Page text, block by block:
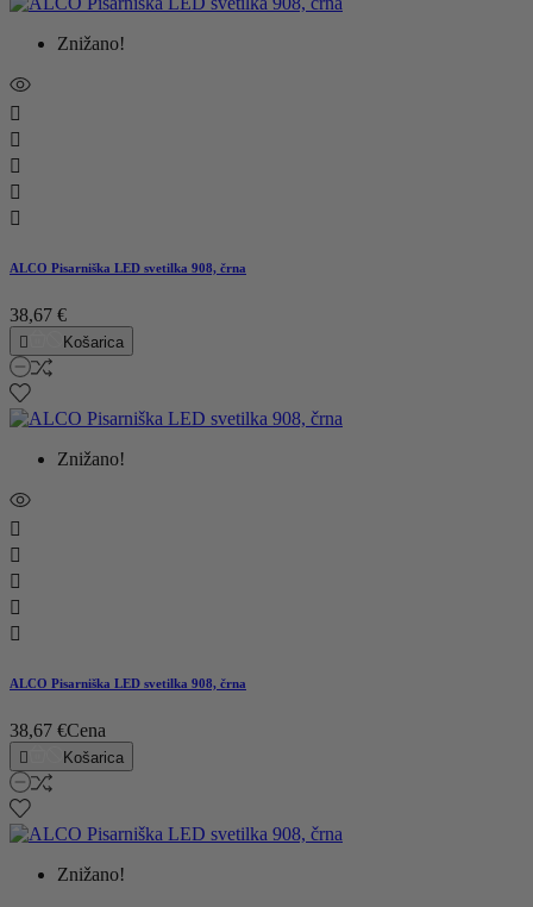
Znižano!





ALCO Pisarniška LED svetilka 908, črna
38,67 €
 Košarica
Znižano!





ALCO Pisarniška LED svetilka 908, črna
38,67 €Cena
 Košarica
Znižano!